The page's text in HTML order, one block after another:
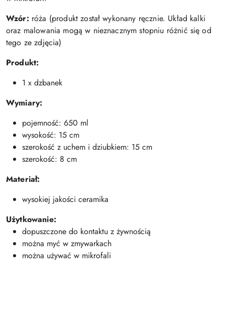
Wzór: róża (produkt został wykonany ręcznie. Układ kalki
oraz malowania mogą w nieznacznym stopniu różnić się od
tego ze zdjęcia)
Produkt:
1 x dzbanek
Wymiary:
pojemność: 650 ml
wysokość: 15 cm
szerokość z uchem i dziubkiem: 15 cm
szerokość: 8 cm
Materiał:
wysokiej jakości ceramika
Użytkowanie:
dopuszczone do kontaktu z żywnością
można myć w zmywarkach
można używać w mikrofali